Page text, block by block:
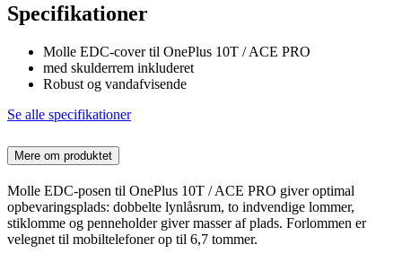
Specifikationer
Molle EDC-cover til OnePlus 10T / ACE PRO
med skulderrem inkluderet
Robust og vandafvisende
Se alle specifikationer
Mere om produktet
Molle EDC-posen til OnePlus 10T / ACE PRO giver optimal
opbevaringsplads: dobbelte lynlåsrum, to indvendige lommer,
stiklomme og penneholder giver masser af plads. Forlommen er
velegnet til mobiltelefoner op til 6,7 tommer.